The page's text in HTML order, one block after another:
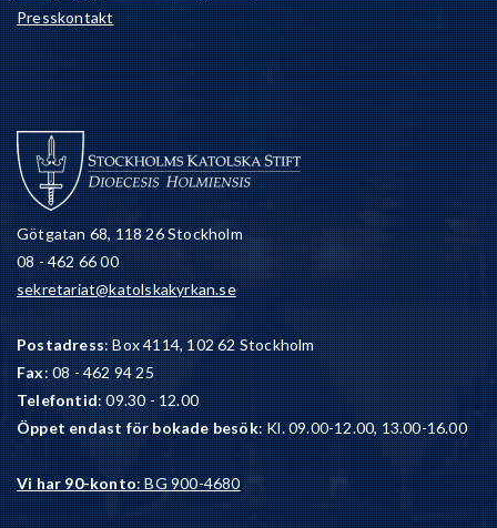
Presskontakt
Götgatan 68, 118 26 Stockholm
08 - 462 66 00
sekretariat@katolskakyrkan.se
Postadress: Box 4114, 102 62 Stockholm
Fax: 08 - 462 94 25
Telefontid: 09.30 - 12.00
Öppet endast för bokade besök: Kl. 09.00-12.00, 13.00-16.00
Vi har 90-konto: BG 900-4680